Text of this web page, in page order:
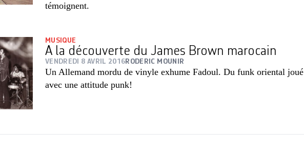
témoignent.
MUSIQUE
A la découverte du James Brown marocain
VENDREDI 8 AVRIL 2016 RODERIC MOUNIR
Un Allemand mordu de vinyle exhume Fadoul. Du funk oriental joué
avec une attitude punk!